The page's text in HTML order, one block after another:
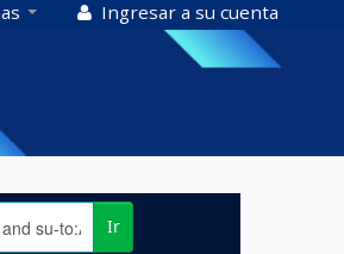
Ingresar a su cuenta
Ir